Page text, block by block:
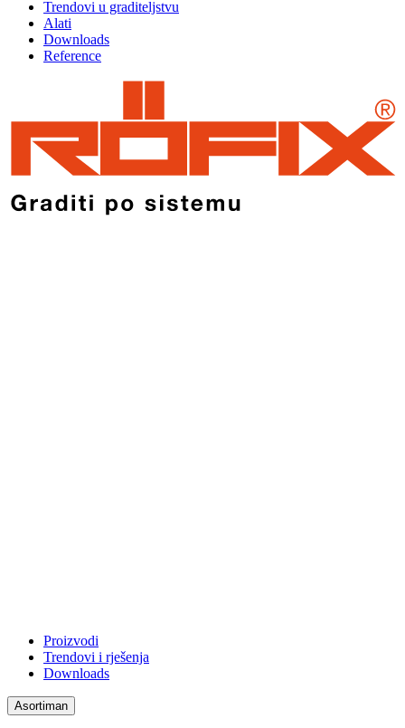
Trendovi u graditeljstvu
Alati
Downloads
Reference
Proizvodi
Trendovi i rješenja
Downloads
Asortiman